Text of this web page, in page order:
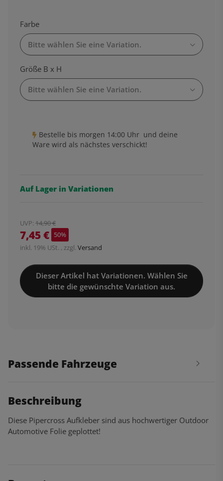
Farbe
Bitte wählen Sie eine Variation.
Größe B x H
Bitte wählen Sie eine Variation.
Bestelle bis morgen 14:00 Uhr und deine
Ware wird als nächstes verschickt!
Auf Lager in Variationen
UVP: 14,90 €
7,45 € 50%
inkl. 19% USt. , zzgl. Versand
Dieser Artikel hat Variationen. Wählen Sie
bitte die gewünschte Variation aus.
Passende Fahrzeuge
Beschreibung
Diese Pipercross Aufkleber sind aus hochwertiger Outdoor
Automotive Folie geplottet!